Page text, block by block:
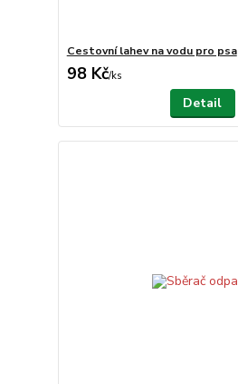
Cestovní lahev na vodu pro psa
98 Kč/ks
Detail